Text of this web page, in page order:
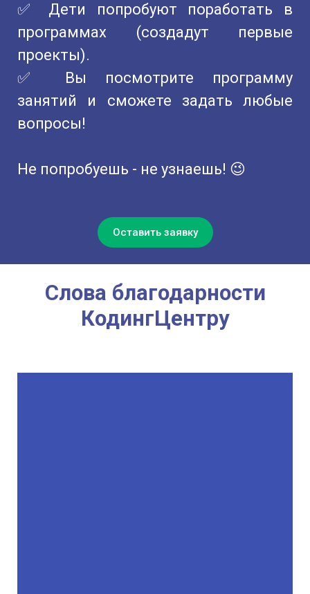
✅ Дети попробуют поработать в
программах (создадут первые
проекты).
✅ Вы посмотрите программу
занятий и сможете задать любые
вопросы!
Не попробуешь - не узнаешь! 😉
Оставить заявку
Слова благодарности
КодингЦентру